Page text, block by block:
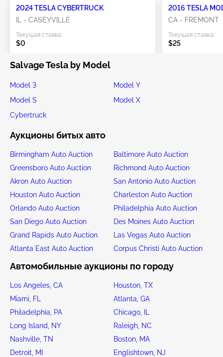
2024 TESLA CYBERTRUCK
IL - CASEYVILLE
Текущая ставка:
$0
2016 TESLA
CA - FREMONT
Текущая ставка:
$25
Salvage Tesla by Model
Model 3
Model Y
Model S
Model X
Cybertruck
Аукционы битых авто
Birmingham Auto Auction
Baltimore Auto Auction
Greensboro Auto Auction
Richmond Auto Auction
Akron Auto Auction
San Antonio Auto Auction
Houston Auto Auction
Charleston Auto Auction
Orlando Auto Auction
Philadelphia Auto Auction
San Diego Auto Auction
Des Moines Auto Auction
Grand Rapids Auto Auction
Las Vegas Auto Auction
Atlanta East Auto Auction
Corpus Christi Auto Auction
Автомобильные аукционы по городу
Los Angeles, CA
Houston, TX
Miami, FL
Atlanta, GA
Philadelphia, PA
Chicago, IL
Long Island, NY
Raleigh, NC
Nashville, TN
Boston, MA
Detroit, MI
Englishtown, NJ